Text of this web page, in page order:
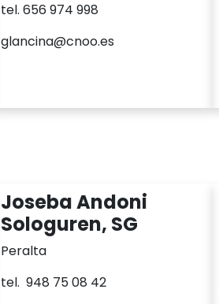
tel. 656 974 998
glancina@cnoo.es
Joseba Andoni
Sologuren, SG
Peralta
tel. 948 75 08 42